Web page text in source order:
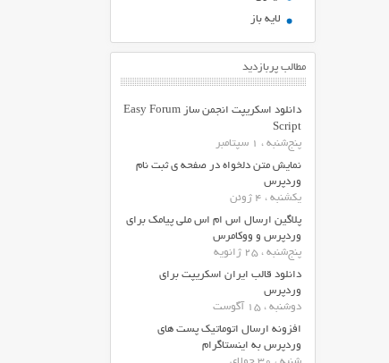
لایه باز
مطالب پربازدید
دانلود اسکریپت انجمن ساز Easy Forum
Script
پنج‌شنبه ، 1 سپتامبر
نمایش متن دلخواه در صفحه ی ثبت نام
وردپرس
یکشنبه ، 4 ژوئن
پلاگین ارسال اس ام اس ملی پیامک برای
وردپرس و ووکامرس
پنج‌شنبه ، 25 ژانویه
دانلود قالب ایران اسکریپت برای
وردپرس
دوشنبه ، 15 آگوست
افزونه ارسال اتوماتیک پست های
وردپرس به اینستاگرام